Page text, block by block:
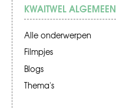
KWAITWEL ALGEMEEN
Alle onderwerpen
Filmpjes
Blogs
Thema's